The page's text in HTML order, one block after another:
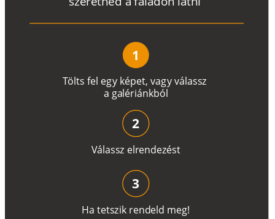
Tölts fel egy képet, vagyválassz
a galériánkból
1
Válassz elrendezést
2
Ha tetszik rendeld meg!
3